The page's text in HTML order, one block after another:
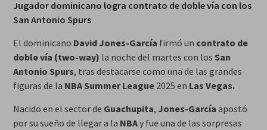
Jugador dominicano logra contrato de doble vía con los
San Antonio Spurs
El dominicano David Jones-García firmó un contrato de
doble vía (two-way) la noche del martes con los San
Antonio Spurs, tras destacarse como una de las grandes
figuras de la NBA Summer League2025 en Las Vegas.
Nacido en el sector de Guachupita, Jones-García apostó
por su sueño de llegar a la NBAy fue una de las sorpresas